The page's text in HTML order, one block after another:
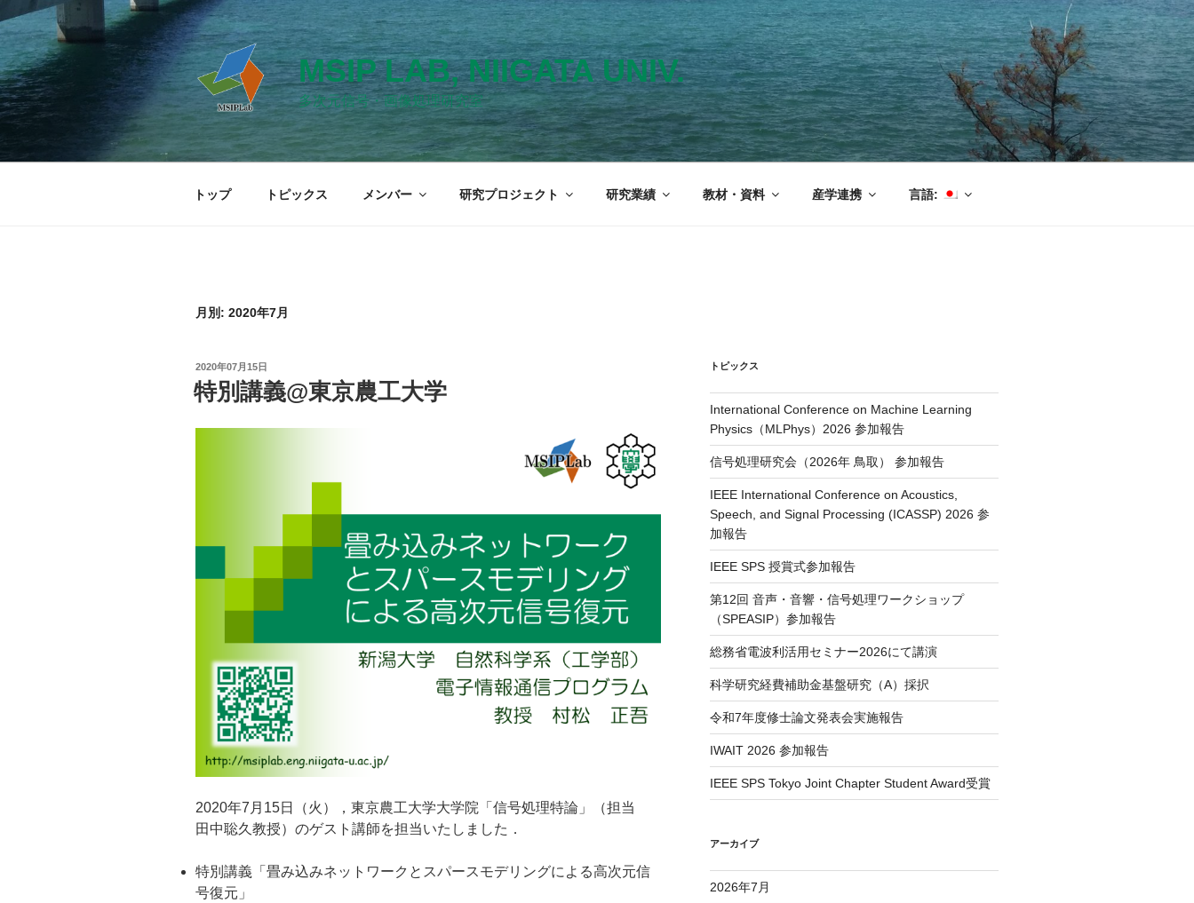
ン
テ
ン
ツ
へ
キ
MSIP LAB, NIIGATA UNIV.
多次元信号・画像処理研究室
トップ トピックス メンバー 研究プロジェクト 研究業績 教材・資料 産学連携 言語:
月別: 2020年7月
投
稿
日:
2020年07月15日
特別講義@東京農工大学
2020年7月15日（火），東京農工大学大学院「信号処理特論」（担当
田中聡久教授）のゲスト講師を担当いたしました．
特別講義「畳み込みネットワークとスパースモデリングによる高次元信
号復元」
トピックス
International Conference on Machine Learning
Physics（MLPhys）2026 参加報告
信号処理研究会（2026年 鳥取） 参加報告
IEEE International Conference on Acoustics,
Speech, and Signal Processing (ICASSP) 2026 参
加報告
IEEE SPS 授賞式参加報告
第12回 音声・音響・信号処理ワークショップ
（SPEASIP）参加報告
総務省電波利活用セミナー2026にて講演
科学研究経費補助金基盤研究（A）採択
令和7年度修士論文発表会実施報告
IWAIT 2026 参加報告
IEEE SPS Tokyo Joint Chapter Student Award受賞
アーカイブ
2026年7月